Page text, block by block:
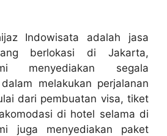
Indowisata adalah jasa
berlokasi di Jakarta,
menyediakan segala
melakukan perjalanan
dari pembuatan visa, tiket
di hotel selama di
juga menyediakan paket